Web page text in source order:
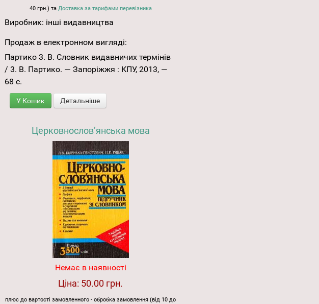
40 грн.) та Доставка за тарифами перевізника
Виробник: інші видавництва
Продаж в електронном вигляді:
Партико 3. В. Словник видавничих термінів
/ 3. В. Партико. — Запоріжжя : КПУ, 2013, —
68 с.
У Кошик Детальніше
Церковнослов’янська мова
Немає в наявності
Ціна: 50.00 грн.
плюс до вартості замовленного - обробка замовлення (від 10 до